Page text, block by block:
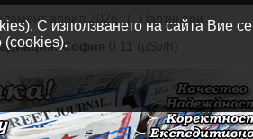
април 2026
Партньори
София 0.11 (µSv/h)
С използването на сайта Вие се
(cookies).